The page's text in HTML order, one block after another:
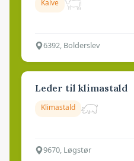
Kalve
6392, Bolderslev
Leder til klimastald
Klimastald
9670, Løgstør